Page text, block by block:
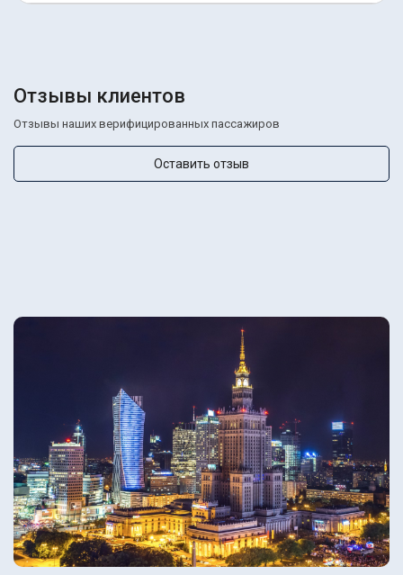
Отзывы клиентов
Отзывы наших верифицированных пассажиров
Оставить отзыв